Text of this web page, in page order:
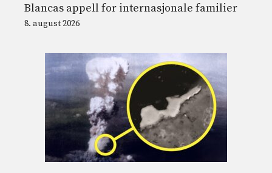
Blancas appell for internasjonale familier
8. august 2026